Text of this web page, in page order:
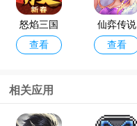
怒焰三国
杀oppo版
查看
仙弈传说
手游taptap
查看
咸鱼之王
金铲铲之
相关应用